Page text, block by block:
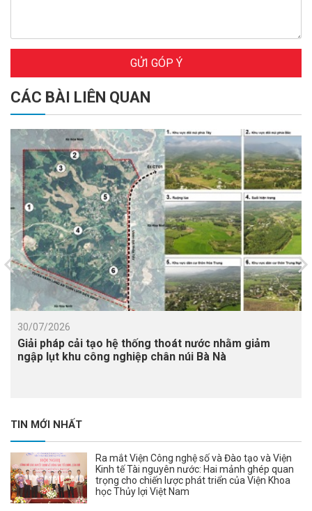
GỬI GÓP Ý
CÁC BÀI LIÊN QUAN
30/07/2026
Giải pháp cải tạo hệ thống thoát nước nhằm giảm
ngập lụt khu công nghiệp chân núi Bà Nà
TIN MỚI NHẤT
Ra mắt Viện Công nghệ số và Đào tạo và Viện
Kinh tế Tài nguyên nước: Hai mảnh ghép quan
trọng cho chiến lược phát triển của Viện Khoa
học Thủy lợi Việt Nam